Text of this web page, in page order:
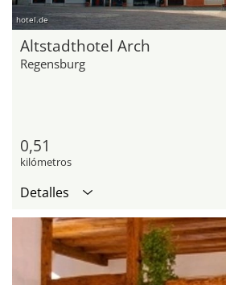
hotel.de
Altstadthotel Arch
Regensburg
0,51
kilómetros
Detalles